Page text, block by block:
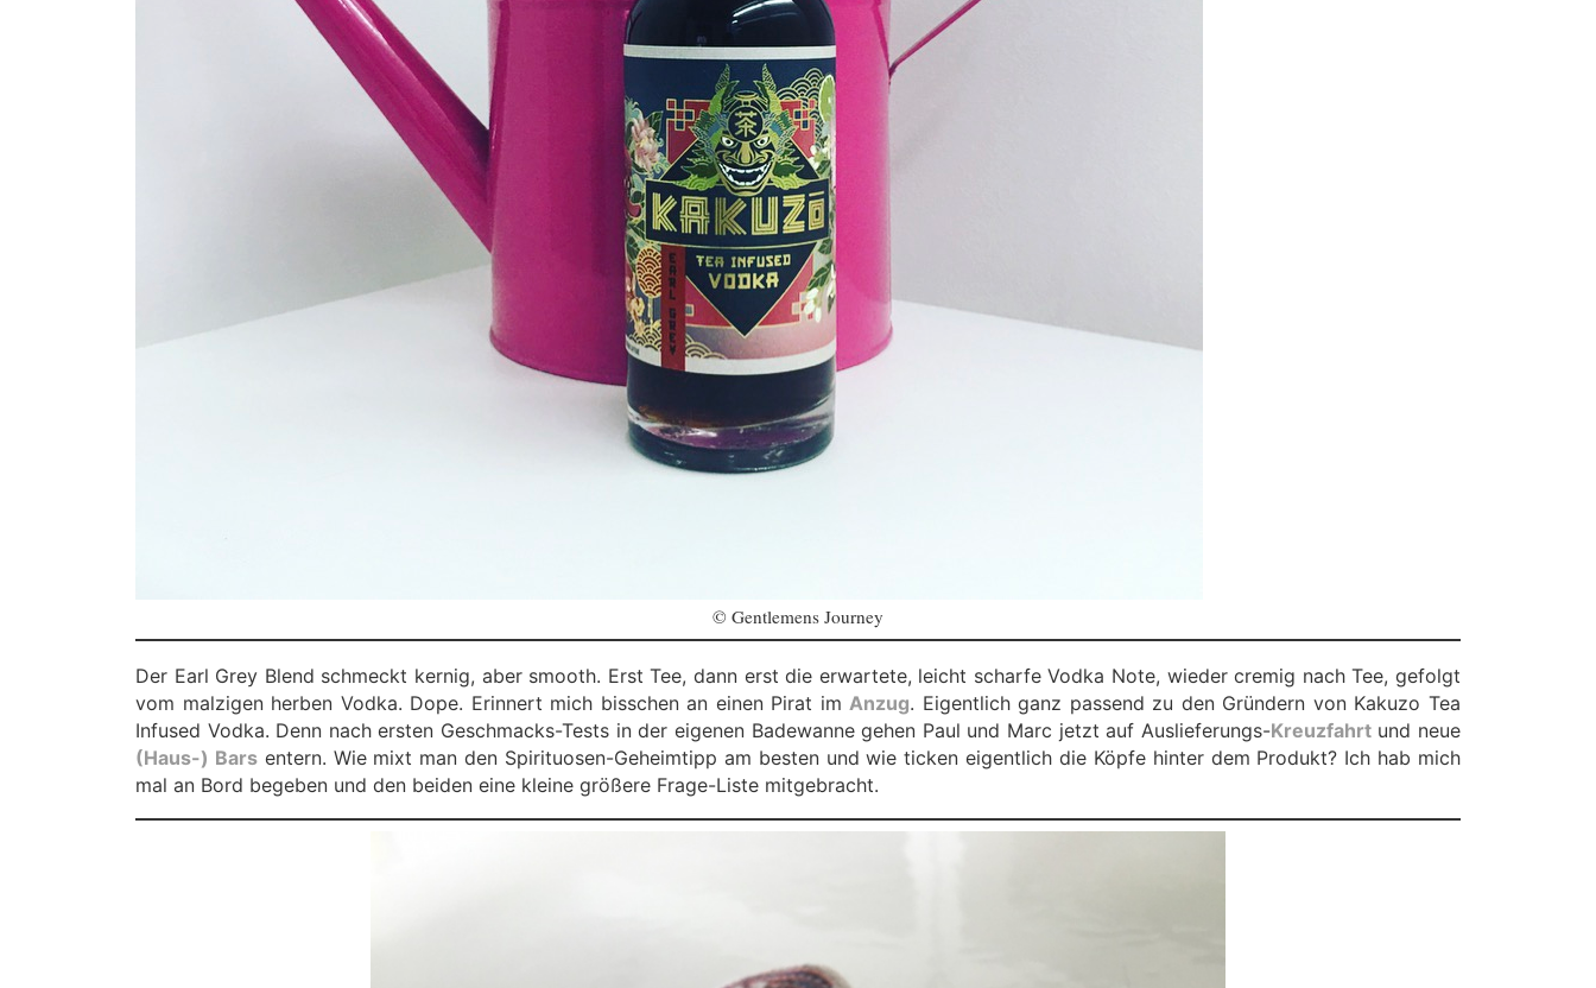
© Gentlemens Journey
Der Earl Grey Blend schmeckt kernig, aber smooth. Erst Tee, dann erst die erwartete, leicht scharfe Vodka Note, wieder cremig nach Tee, gefolgt
vom malzigen herben Vodka. Dope. Erinnert mich bisschen an einen Pirat imAnzug. Eigentlich ganz passend zu den Gründern von Kakuzo Tea
Infused Vodka. Denn nach ersten Geschmacks-Tests in der eigenen Badewanne gehen Paul und Marc jetzt auf Auslieferungs-Kreuzfahrtund neue
(Haus-) Barsentern. Wie mixt man den Spirituosen-Geheimtipp am besten und wie ticken eigentlich die Köpfe hinter dem Produkt? Ich hab mich
mal an Bord begeben und den beiden eine kleine größere Frage-Liste mitgebracht.